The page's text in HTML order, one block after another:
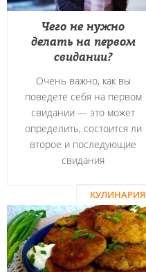
Чего не нужно
делать на первом
свидании?
Очень важно, как вы
поведете себя на первом
свидании — это может
определить, состоится ли
второе и последующие
свидания
КУЛИНАРИЯ